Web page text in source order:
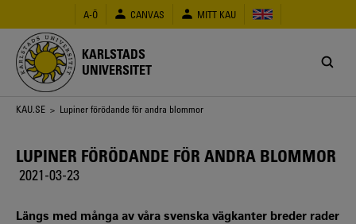
huvudinnehåll
A-Ö CANVAS MITT KAU
KARLSTADS
UNIVERSITET
Länkstig
KAU.SE > Lupiner förödande för andra blommor
LUPINER FÖRÖDANDE FÖR ANDRA BLOMMOR
2021-03-23
Längs med många av våra svenska vägkanter breder rader